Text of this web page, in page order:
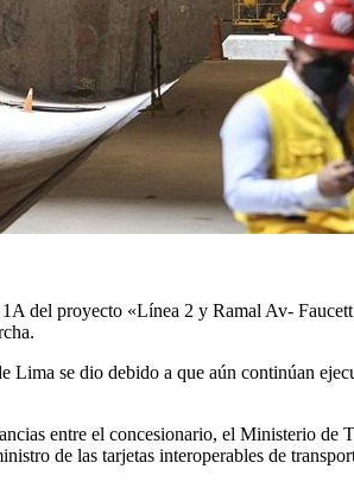
del proyecto «Línea 2 y Ramal Av-
se dio debido a que aún continúan
entre el concesionario, el Ministerio
de las tarjetas interoperables de